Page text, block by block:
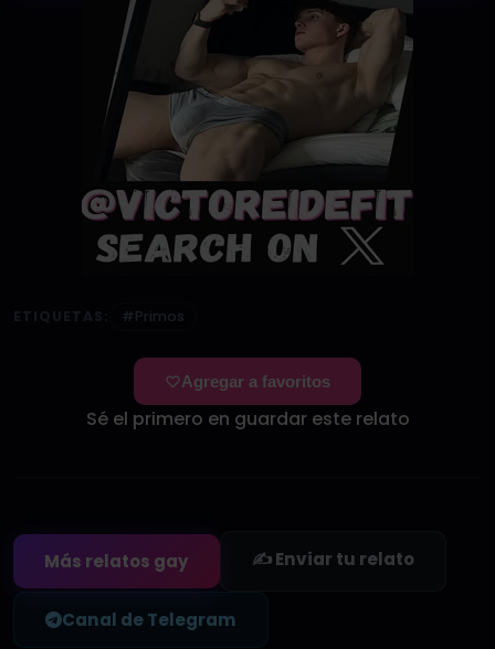
#Primos
Agregar a favoritos
Sé el primero en guardar este relato
Más relatos gay ✍️ Enviar tu relato
Canal de Telegram